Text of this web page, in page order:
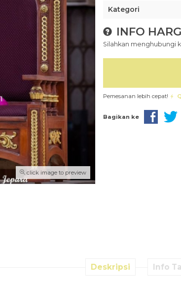
click image to preview
Kategori
INFO
Silahkan menghubungi
Pemesanan lebih cepat!
Bagikan ke
Deskripsi Info